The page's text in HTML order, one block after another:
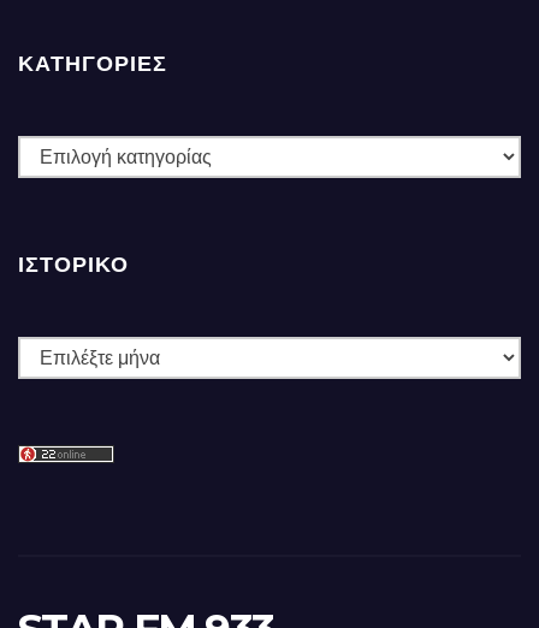
ΚΑΤΗΓΟΡΙΕΣ
ΚΑΤΗΓΟΡΙΕΣ
ΙΣΤΟΡΙΚΌ
Ιστορικό